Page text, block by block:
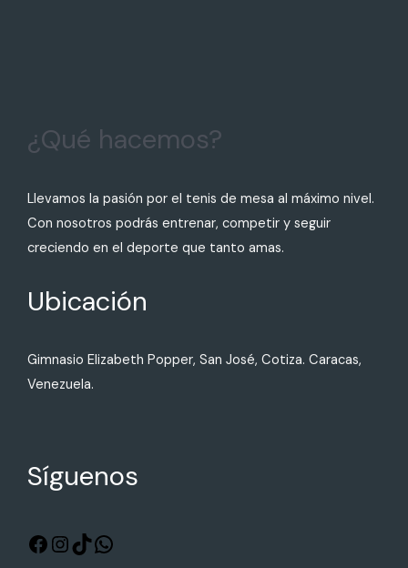
¿Qué hacemos?
Llevamos la pasión por el tenis de mesa al máximo nivel.
Con nosotros podrás entrenar, competir y seguir
creciendo en el deporte que tanto amas.
Ubicación
Gimnasio Elizabeth Popper, San José, Cotiza. Caracas,
Venezuela.
Síguenos